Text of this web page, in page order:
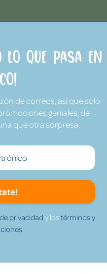
lo que pasa en
de correos, así que solo
geniales, de
que otra sorpresa.
privacidad y lostérminos y